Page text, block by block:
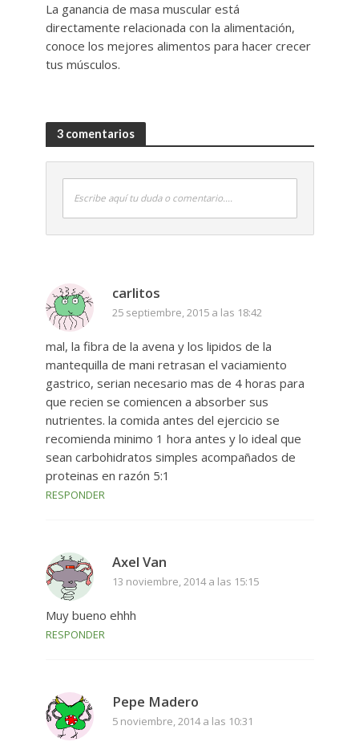
La ganancia de masa muscular está
directamente relacionada con la alimentación,
conoce los mejores alimentos para hacer crecer
tus músculos.
3 comentarios
Escribe aquí tu duda o comentario....
carlitos
25 septiembre, 2015 a las 18:42
mal, la fibra de la avena y los lipidos de la
mantequilla de mani retrasan el vaciamiento
gastrico, serian necesario mas de 4 horas para
que recien se comiencen a absorber sus
nutrientes. la comida antes del ejercicio se
recomienda minimo 1 hora antes y lo ideal que
sean carbohidratos simples acompañados de
proteinas en razón 5:1
RESPONDER
Axel Van
13 noviembre, 2014 a las 15:15
Muy bueno ehhh
RESPONDER
Pepe Madero
5 noviembre, 2014 a las 10:31